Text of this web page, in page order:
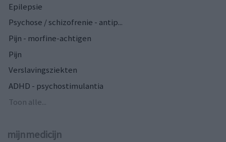
Epilepsie
Psychose / schizofrenie - antip...
Pijn - morfine-achtigen
Pijn
Verslavingsziekten
ADHD - psychostimulantia
Toon alle...
mijnmedicijn